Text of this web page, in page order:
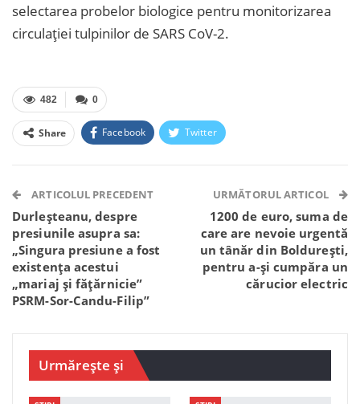
selectarea probelor biologice pentru monitorizarea
circulaţiei tulpinilor de SARS CoV-2.
0
482
Share Facebook Twitter
Telegram WhatsApp Viber
ARTICOLUL PRECEDENT
Durleșteanu, despre
presiunile asupra sa:
„Singura presiune a fost
existența acestui
„mariaj și fățărnicie”
PSRM-Sor-Candu-Filip”
URMĂTORUL ARTICOL
1200 de euro, suma de
care are nevoie urgentă
un tânăr din Boldurești,
pentru a-și cumpăra un
cărucior electric
Urmărește și